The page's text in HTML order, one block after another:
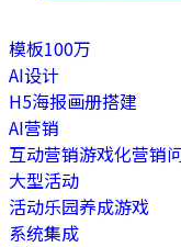
模板100万
AI设计
H5海报画册搭建
AI营销
互动营销游戏化营销
大型活动
活动乐园养成游戏
系统集成